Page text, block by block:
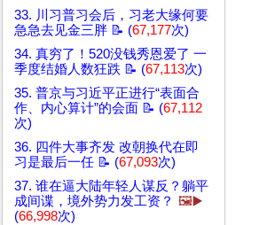
33. 川习普习会后，习老大缘何要
急急去见金三胖 📝 (67,177次)
34. 真穷了！520没钱秀恩爱了 一
季度结婚人数狂跌 📝 (67,113次)
35. 普京与习近平正进行“表面合
作、内心算计”的会面 📝 (67,112
次)
36. 四件大事齐发 改朝换代在即
习是最后一任 📝 (67,093次)
37. 谁在逼大陆年轻人谋反？躺平
成间谍，境外势力发工资？ 🖼️▶️
(66,998次)